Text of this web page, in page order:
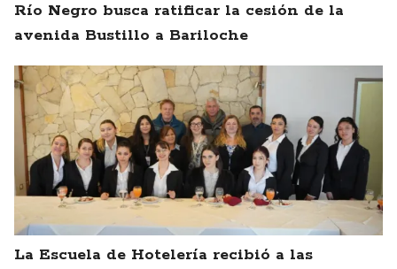
Río Negro busca ratificar la cesión de la
avenida Bustillo a Bariloche
La Escuela de Hotelería recibió a las